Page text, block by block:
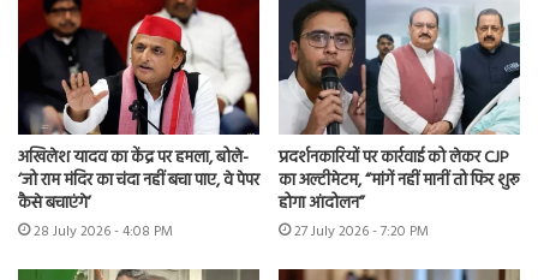
अखिलेश यादव का केंद्र पर हमला, बोले-
‘जो राम मंदिर का चंदा नहीं बचा पाए, वे पेपर
कैसे बचाएंगे’
28 July 2026 - 4:08 PM
प्रदर्शनकारियों पर कार्रवाई को लेकर CJP
का अल्टीमेटम, “मांगें नहीं मानीं तो फिर शुरू
होगा आंदोलन”
27 July 2026 - 7:20 PM